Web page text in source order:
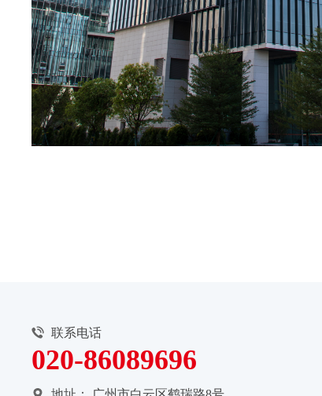
联系电话
020-86089696